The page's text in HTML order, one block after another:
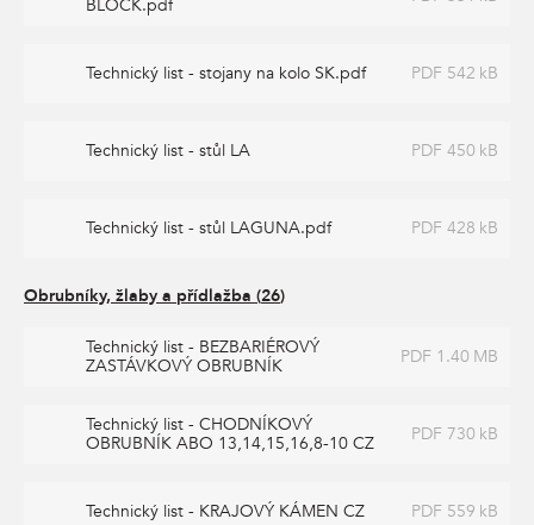
BLOCK.pdf
Technický list - stojany na kolo SK.pdf PDF 542 kB
Technický list - stůl LA PDF 450 kB
Technický list - stůl LAGUNA.pdf PDF 428 kB
Obrubníky, žlaby a přídlažba (26)
Technický list - BEZBARIÉROVÝ
ZASTÁVKOVÝ OBRUBNÍK
PDF 1.40 MB
Technický list - CHODNÍKOVÝ
OBRUBNÍK ABO 13,14,15,16,8-10 CZ
PDF 730 kB
Technický list - KRAJOVÝ KÁMEN CZ PDF 559 kB